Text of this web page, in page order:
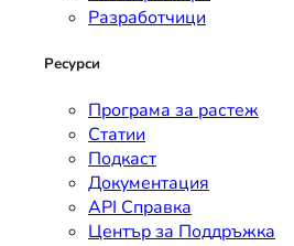
Разработчици
Ресурси
Програма за растеж
Статии
Подкаст
Документация
API Справка
Център за Поддръжка